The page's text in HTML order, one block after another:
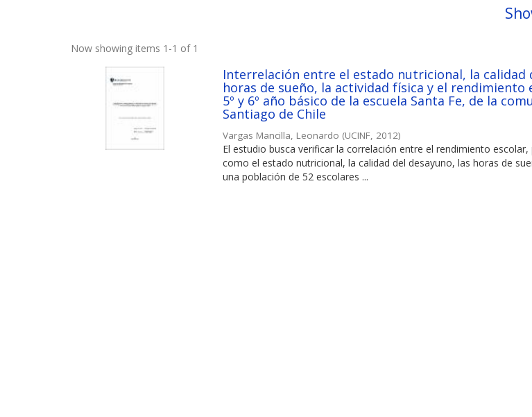
Now showing items 1-1 of 1
Interrelación entre el estado nutricional, la calidad
horas de sueño, la actividad física y el rendimiento
5º y 6º año básico de la escuela Santa Fe, de la
Santiago de Chile
Vargas Mancilla, Leonardo (UCINF 2012)
El estudio busca verificar la correlación entre el rendimiento
como el estado nutricional, la calidad del desayuno, las horas de
una población de 52 escolares ...